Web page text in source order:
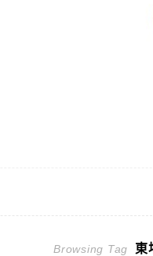
Browsing Tag 東